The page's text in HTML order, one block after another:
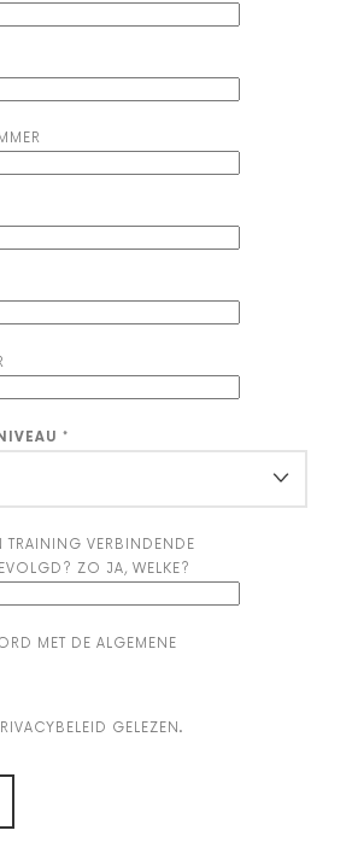
*
TRAINING VERBINDENDE
ZO JA, WELKE?
MET DE ALGEMENE
GELEZEN.